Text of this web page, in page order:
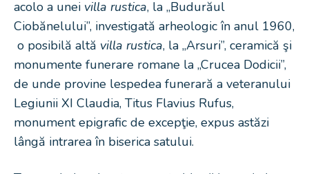
acolo a unei villa rustica, la „Budurăul
Ciobănelului”, investigată arheologic în anul 1960,
o posibilă altă villa rustica, la „Arsuri”, ceramică şi
monumente funerare romane la „Crucea Dodicii”,
de unde provine lespedea funerară a veteranului
Legiunii XI Claudia, Titus Flavius Rufus,
monument epigrafic de excepţie, expus astăzi
lângă intrarea în biserica satului.